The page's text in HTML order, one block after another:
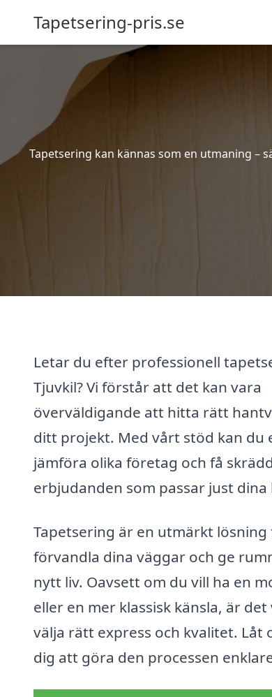
Tapetsering-pris.se
Tapetsering kan kännas som en utmaning –
Letar du efter professionell
Tjuvkil? Vi förstår att det kan vara
överväldigande att hitta rätt
ditt projekt. Med vårt stöd kan du
jämföra olika företag och få
erbjudanden som passar just dina
Tapetsering är en utmärkt
förvandla dina väggar och ge
nytt liv. Oavsett om du vill ha en
eller en mer klassisk känsla, är
välja rätt express och kvalitet. Låt
dig att göra den processen